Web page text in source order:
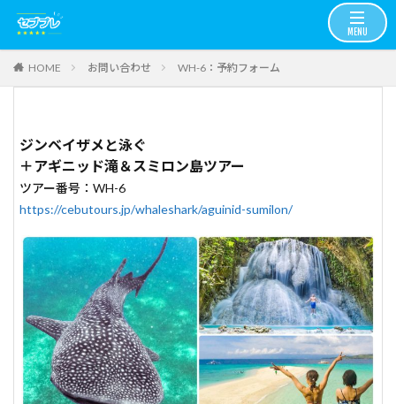
HOME お問い合わせ WH-6：予約フォーム
ジンベイザメと泳ぐ
＋アギニッド滝＆スミロン島ツアー
ツアー番号：WH-6
https://cebutours.jp/whaleshark/aguinid-sumilon/